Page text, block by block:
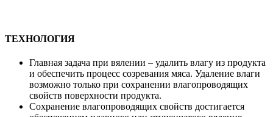
ТЕХНОЛОГИЯ
Главная задача при вялении – удалить влагу из продукта
и обеспечить процесс созревания мяса. Удаление влаги
возможно только при сохранении влагопроводящих
свойств поверхности продукта.
Сохранение влагопроводящих свойств достигается